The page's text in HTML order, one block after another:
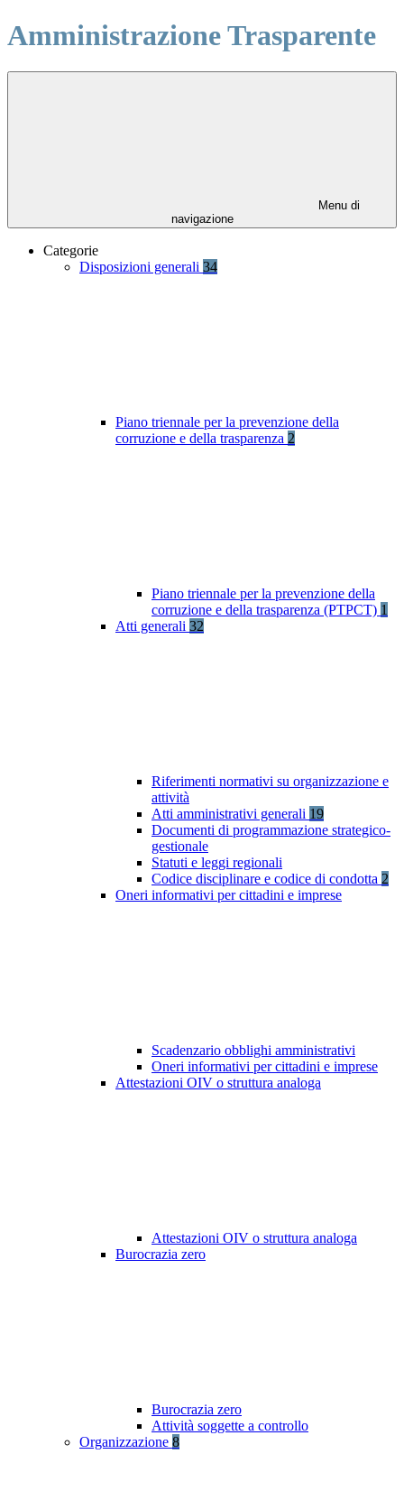
Amministrazione Trasparente
Menu di
navigazione
Categorie
Disposizioni generali 34
Piano triennale per la prevenzione della
corruzione e della trasparenza 2
Piano triennale per la prevenzione della
corruzione e della trasparenza (PTPCT) 1
Atti generali 32
Riferimenti normativi su organizzazione e
attività
Atti amministrativi generali 19
Documenti di programmazione strategico-
gestionale
Statuti e leggi regionali
Codice disciplinare e codice di condotta 2
Oneri informativi per cittadini e imprese
Scadenzario obblighi amministrativi
Oneri informativi per cittadini e imprese
Attestazioni OIV o struttura analoga
Attestazioni OIV o struttura analoga
Burocrazia zero
Burocrazia zero
Attività soggette a controllo
Organizzazione 8